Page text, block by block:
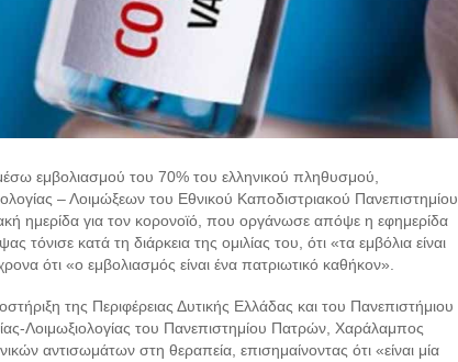
εμβολιασμού του 70% του ελληνικού πληθυσμού,
– Λοιμώξεων του Εθνικού Καποδιστριακού Πανεπιστημίου
ημερίδα για τον κορονοϊό, που οργάνωσε απόψε η εφημερίδα
κατά τη διάρκεια της ομιλίας του, ότι «τα εμβόλια είναι
ότι «ο εμβολιασμός είναι ένα πατριωτικό καθήκον».
της Περιφέρειας Δυτικής Ελλάδας και του Πανεπιστήμιου
Λοιμωξιολογίας του Πανεπιστημίου Πατρών, Χαράλαμπος
αντισωμάτων στη θεραπεία, επισημαίνοντας ότι «είναι μία